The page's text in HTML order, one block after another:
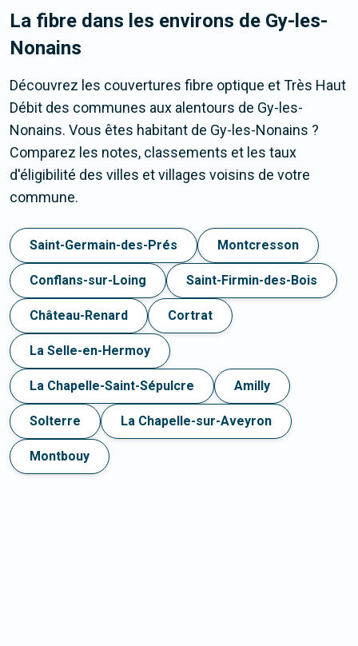
La fibre dans les environs de Gy-les-
Nonains
Découvrez les couvertures fibre optique et Très Haut
Débit des communes aux alentours de Gy-les-
Nonains. Vous êtes habitant de Gy-les-Nonains ?
Comparez les notes, classements et les taux
d'éligibilité des villes et villages voisins de votre
commune.
Saint-Germain-des-Prés Montcresson
Conflans-sur-Loing Saint-Firmin-des-Bois
Château-Renard Cortrat
La Selle-en-Hermoy
La Chapelle-Saint-Sépulcre Amilly
Solterre La Chapelle-sur-Aveyron
Montbouy